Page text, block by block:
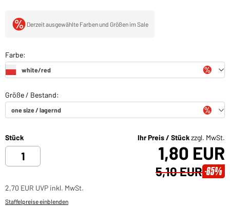
Derzeit ausgewählte Farben und Größen im Sale
Stück Ihr Preis / Stückzzgl. MwSt.
1,80 EUR
5,10 EUR -65%
2,70 EUR UVP inkl. MwSt.
Staffelpreise einblenden